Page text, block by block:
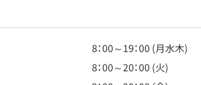
8：00～19：00 (月水木)
8：00～20：00 (火)